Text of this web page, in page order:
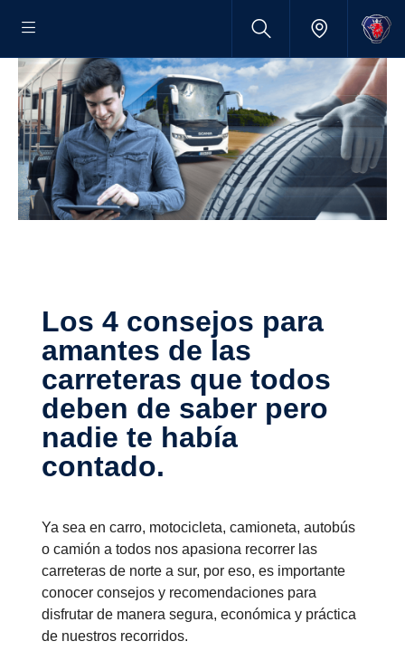
Los 4 consejos para
amantes de las
carreteras que todos
deben de saber pero
nadie te había
contado.
Ya sea en carro, motocicleta, camioneta, autobús
o camión a todos nos apasiona recorrer las
carreteras de norte a sur, por eso, es importante
conocer consejos y recomendaciones para
disfrutar de manera segura, económica y práctica
de nuestros recorridos.